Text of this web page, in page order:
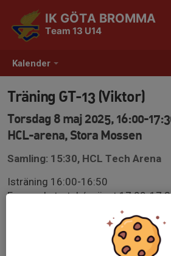
Kalender
IK GÖTA BROMMA
Team 13 U14
Träning GT-13 (Viktor)
Torsdag 8 maj 2025, 16:00-
HCL-arena, Stora Mossen
Samling: 15:30, HCL Tech Arena
Isträning 16:00-16:50
Fys med stretch/spänst 17:00-